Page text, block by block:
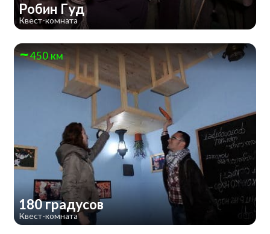
Робин Гуд
Квест-комната
450 км
180 градусов
Квест-комната